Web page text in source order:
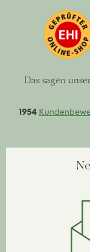
Das sagen
1954